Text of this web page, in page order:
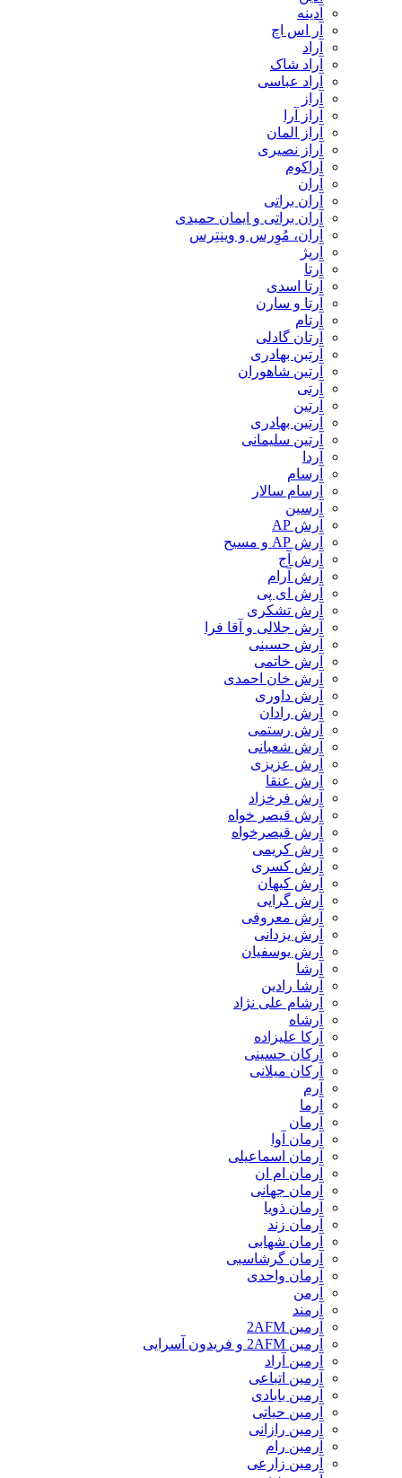
آدینه
آر اس اچ
آراد
آراد شاک
آراد عباسی
آراز
آراز آرا
آراز المان
آراز نصیری
آراکوم
آران
آران براتی
آران براتی و ایمان حمیدی
آران، مُوِرس و وینتِرس
آرپژ
آرتا
آرتا اسدی
آرتا و سارن
آرتام
آرتان گادلی
آرتبن بهادری
آرتين شاهوران
آرتی
آرتین
آرتین بهادری
آرتین سلیمانی
آردا
آرسام
آرسام سالار
آرسین
آرش AP
آرش AP و مسیح
آرش آج
آرش آرام
آرش ای پی
آرش تشکری
آرش جلالی و آقا فرا
آرش حسینی
آرش خاتمی
آرش خان احمدی
آرش داوری
آرش رادان
آرش رستمى
آرش شعبانی
آرش عزیزی
آرش عنقا
آرش فرخزاد
آرش قیصر خواه
آرش قیصرخواه
آرش کریمی
آرش کسری
آرش کیهان
آرش گرایی
آرش معروفی
آرش یزدانی
آرش یوسفیان
آرشا
آرشا رادین
آرشام علی نژاد
آرشاه
آرکا علیزاده
آرکان حسینی
آرکان میلانی
آرم
آرما
آرمان
آرمان آوا
آرمان اسماعیلی
آرمان ام ان
آرمان جهانی
آرمان ذویا
آرمان زند
آرمان شهابی
آرمان گرشاسبی
آرمان واحدی
آرمن
آرمند
آرمین 2AFM
آرمین 2AFM و فریدون آسرایی
آرمین آراد
آرمین اتباعی
آرمین بابادی
آرمین حیاتی
آرمین رازانی
آرمین رام
آرمین زارعی